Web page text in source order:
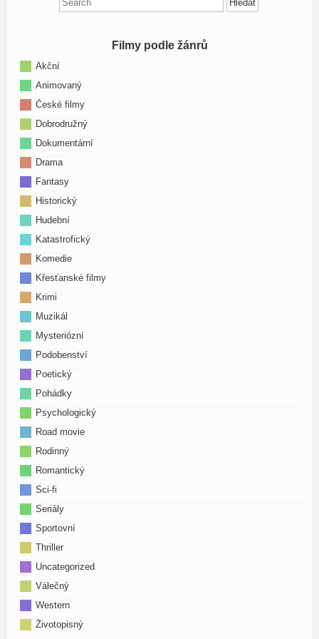
for:
Filmy podle žánrů
Akční
Animovaný
České filmy
Dobrodružný
Dokumentární
Drama
Fantasy
Historický
Hudební
Katastrofický
Komedie
Křesťanské filmy
Krimi
Muzikál
Mysteriózní
Podobenství
Poetický
Pohádky
Psychologický
Road movie
Rodinný
Romantický
Sci-fi
Seriály
Sportovní
Thriller
Uncategorized
Válečný
Western
Životopisný